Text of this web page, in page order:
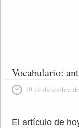
Vocabulario:
19 de diciembre
El artículo de